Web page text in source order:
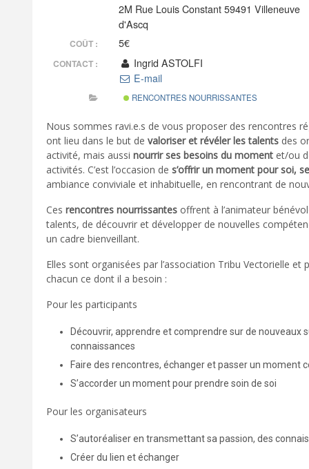
2M Rue Louis Constant 59491 Villeneuve
d'Ascq
COÛT : 5€
CONTACT :
Ingrid ASTOLFI
E-mail
RENCONTRES NOURRISSANTES
Nous sommes ravi.e.s de vous proposer des rencontres
ont lieu dans le but de valoriser et révéler les talents des
activité, mais aussi nourrir ses besoins du moment et/ou
activités. C’est l’occasion de s’offrir un moment pour soi,
ambiance conviviale et inhabituelle, en rencontrant de
Ces rencontres nourrissantes offrent à l’animateur
talents, de découvrir et développer de nouvelles
un cadre bienveillant.
Elles sont organisées par l’association Tribu Vectorielle et
chacun ce dont il a besoin :
Pour les participants
Découvrir, apprendre et comprendre sur de nouveaux
connaissances
Faire des rencontres, échanger et passer un moment
S’accorder un moment pour prendre soin de soi
Pour les organisateurs
S’autoréaliser en transmettant sa passion, des
Créer du lien et échanger